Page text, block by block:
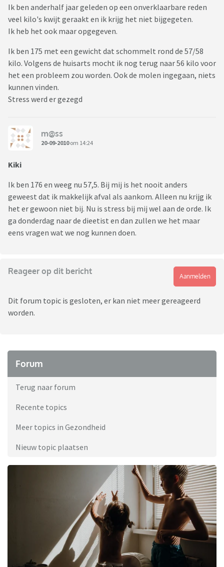
Ik ben anderhalf jaar geleden op een onverklaarbare reden
veel kilo's kwijt geraakt en ik krijg het niet bijgegeten.
Ik heb het ook maar opgegeven.
Ik ben 175 met een gewicht dat schommelt rond de 57/58
kilo. Volgens de huisarts mocht ik nog terug naar 56 kilo voor
het een probleem zou worden. Ook de molen ingegaan, niets
kunnen vinden.
Stress werd er gezegd
m@ss
20-09-2010om 14:24
Kiki
Ik ben 176 en weeg nu 57,5. Bij mij is het nooit anders
geweest dat ik makkelijk afval als aankom. Alleen nu krijg ik
het er gewoon niet bij. Nu is stress bij mij wel aan de orde. Ik
ga donderdag naar de dieetist en dan zullen we het maar
eens vragen wat we nog kunnen doen.
Reageer op dit bericht
Aanmelden
Dit forum topic is gesloten, er kan niet meer gereageerd
worden.
Forum
Terug naar forum
Recente topics
Meer topics in Gezondheid
Nieuw topic plaatsen